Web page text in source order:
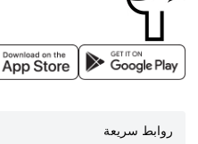
روابط سريعة